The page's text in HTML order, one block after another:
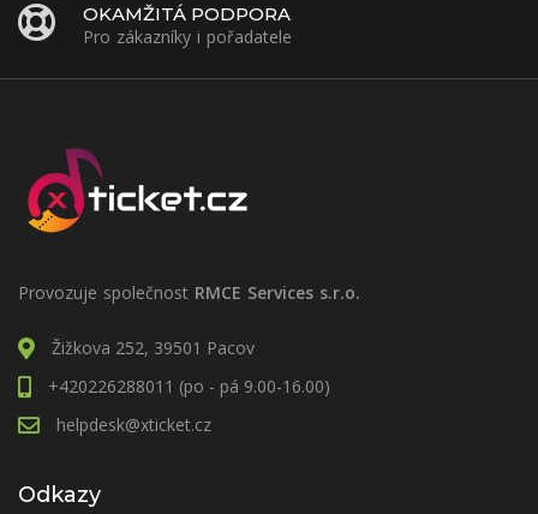
OKAMŽITÁ PODPORA
Pro zákazníky i pořadatele
Provozuje společnost RMCE Services s.r.o.
Žižkova 252, 39501 Pacov
+420226288011 (po - pá 9.00-16.00)
helpdesk@xticket.cz
Odkazy